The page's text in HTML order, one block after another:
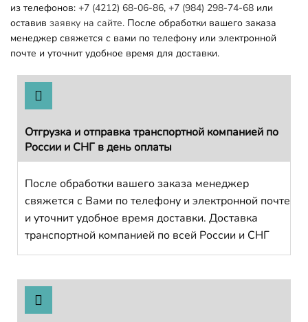
из телефонов: +7 (4212) 68-06-86, +7 (984) 298-74-68 или
оставив заявку на сайте. После обработки вашего заказа
менеджер свяжется с вами по телефону или электронной
почте и уточнит удобное время для доставки.
Отгрузка и отправка транспортной компанией по
России и СНГ в день оплаты
После обработки вашего заказа менеджер
свяжется с Вами по телефону и электронной почте
и уточнит удобное время доставки. Доставка
транспортной компанией по всей России и СНГ